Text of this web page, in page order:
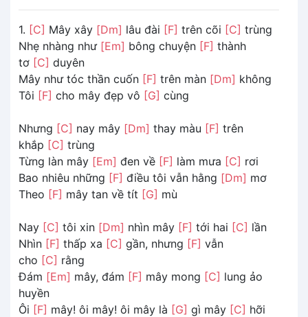
1. [C] Mây xây [Dm] lâu đài [F] trên cõi [C] trùng
Nhẹ nhàng như [Em] bông chuyện [F] thành
tơ [C] duyên
Mây như tóc thần cuốn [F] trên màn [Dm] không
Tôi [F] cho mây đẹp vô [G] cùng
Nhưng [C] nay mây [Dm] thay màu [F] trên
khắp [C] trùng
Từng làn mây [Em] đen về [F] làm mưa [C] rơi
Bao nhiêu những [F] điều tôi vẫn hằng [Dm] mơ
Theo [F] mây tan về tít [G] mù
Nay [C] tôi xin [Dm] nhìn mây [F] tới hai [C] lần
Nhìn [F] thấp xa [C] gần, nhưng [F] vẫn
cho [C] rằng
Đám [Em] mây, đám [F] mây mong [C] lung ảo
huyền
Ôi [F] mây! ôi mây! ôi mây là [G] gì mây [C] hỡi